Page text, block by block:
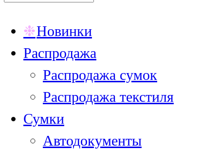
Новинки
Распродажа
Распродажа сумок
Распродажа текстиля
Сумки
Автодокументы